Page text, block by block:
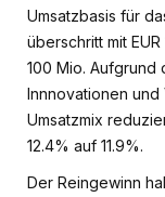
Umsatzbasis für
überschritt mit
100 Mio. Aufgrund
Innnovationen
Umsatzmix
12.4% auf 11.9%.
Der Reingewinn